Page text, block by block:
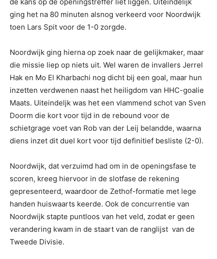
ging het na 80 minuten alsnog verkeerd voor Noordwijk
toen Lars Spit voor de 1-0 zorgde.
Noordwijk ging hierna op zoek naar de gelijkmaker, maar
die missie liep op niets uit. Wel waren de invallers Jerrel
Hak en Mo El Kharbachi nog dicht bij een goal, maar hun
inzetten verdwenen naast het heiligdom van HHC-goalie
Maats. Uiteindeljk was het een vlammend schot van Sven
Doorm die kort voor tijd in de rebound voor de
schietgrage voet van Rob van der Leij belandde, waarna
diens inzet dit duel kort voor tijd definitief besliste (2-0).
Noordwijk, dat verzuimd had om in de openingsfase te
scoren, kreeg hiervoor in de slotfase de rekening
gepresenteerd, waardoor de Zethof-formatie met lege
handen huiswaarts keerde. Ook de concurrentie van
Noordwijk stapte puntloos van het veld, zodat er geen
verandering kwam in de staart van de ranglijst van de
Tweede Divisie.